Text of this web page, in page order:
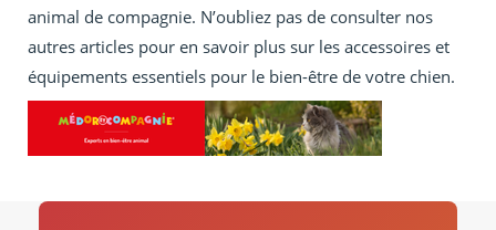
animal de compagnie. N’oubliez pas de consulter nos
autres articles pour en savoir plus sur les accessoires et
équipements essentiels pour le bien-être de votre chien.